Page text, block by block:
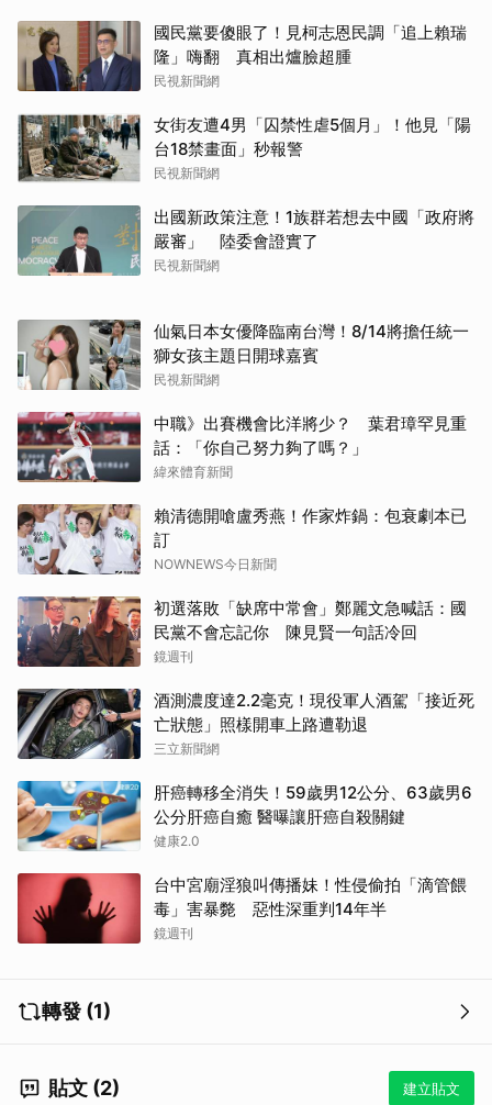
國民黨要傻眼了！見柯志恩民調「追上賴瑞
隆」嗨翻 真相出爐臉超腫
民視新聞網
女街友遭4男「囚禁性虐5個月」！他見「陽
台18禁畫面」秒報警
民視新聞網
出國新政策注意！1族群若想去中國「政府將
嚴審」 陸委會證實了
民視新聞網
仙氣日本女優降臨南台灣！8/14將擔任統一
獅女孩主題日開球嘉賓
民視新聞網
中職》出賽機會比洋將少？ 葉君璋罕見重
話：「你自己努力夠了嗎？」
緯來體育新聞
賴清德開嗆盧秀燕！作家炸鍋：包衰劇本已
訂
NOWNEWS今日新聞
初選落敗「缺席中常會」鄭麗文急喊話：國
民黨不會忘記你 陳見賢一句話冷回
鏡週刊
酒測濃度達2.2毫克！現役軍人酒駕「接近死
亡狀態」照樣開車上路遭勒退
三立新聞網
肝癌轉移全消失！59歲男12公分、63歲男6
公分肝癌自癒 醫曝讓肝癌自殺關鍵
健康2.0
台中宮廟淫狼叫傳播妹！性侵偷拍「滴管餵
毒」害暴斃 惡性深重判14年半
鏡週刊
轉發 (1)
貼文 (2) 建立貼文